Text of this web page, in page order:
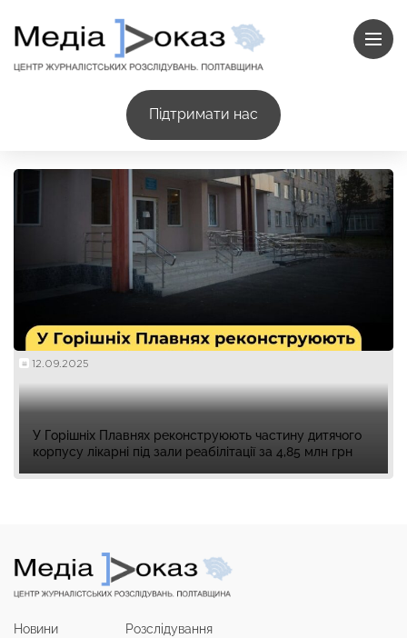
Підтримати нас
12.09.2025
У Горішніх Плавнях реконструюють частину дитячого
корпусу лікарні під зали реабілітації за 4,85 млн грн
Новини Розслідування